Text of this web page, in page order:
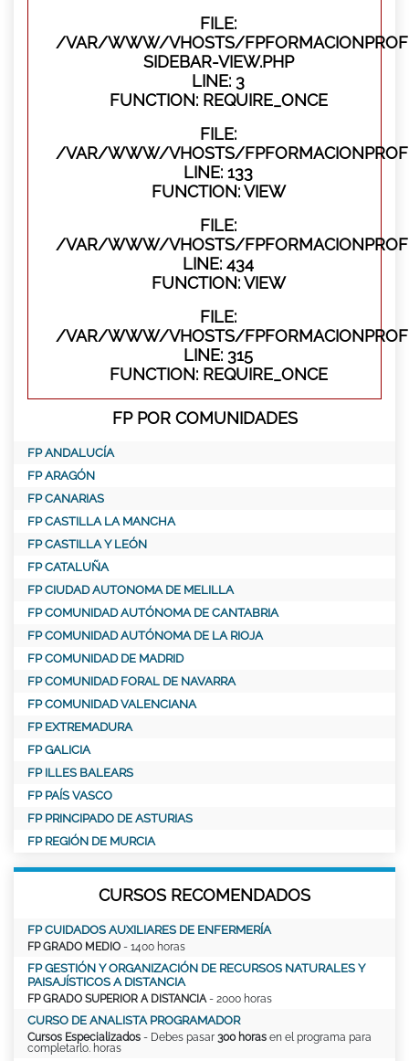
FILE:
/VAR/WWW/VHOSTS/
SIDEBAR-VIEW.PHP
LINE: 3
FUNCTION: REQUIRE_ONCE
FILE:
/VAR/WWW/VHOSTS/
LINE: 133
FUNCTION: VIEW
FILE:
/VAR/WWW/VHOSTS/
LINE: 434
FUNCTION: VIEW
FILE:
/VAR/WWW/VHOSTS/
LINE: 315
FUNCTION: REQUIRE_ONCE
FP POR COMUNIDADES
FP ANDALUCÍA
FP ARAGÓN
FP CANARIAS
FP CASTILLA LA MANCHA
FP CASTILLA Y LEÓN
FP CATALUÑA
FP CIUDAD AUTONOMA DE MELILLA
FP COMUNIDAD AUTÓNOMA DE CANTABRIA
FP COMUNIDAD AUTÓNOMA DE LA RIOJA
FP COMUNIDAD DE MADRID
FP COMUNIDAD FORAL DE NAVARRA
FP COMUNIDAD VALENCIANA
FP EXTREMADURA
FP GALICIA
FP ILLES BALEARS
FP PAÍS VASCO
FP PRINCIPADO DE ASTURIAS
FP REGIÓN DE MURCIA
CURSOS RECOMENDADOS
FP CUIDADOS AUXILIARES DE ENFERMERÍA
FP GRADO MEDIO - 1400 horas
FP GESTIÓN Y ORGANIZACIÓN DE RECURSOS NATURALES Y
PAISAJÍSTICOS A DISTANCIA
FP GRADO SUPERIOR A DISTANCIA - 2000 horas
CURSO DE ANALISTA PROGRAMADOR
Cursos Especializados - Debes pasar 300 horas en el programa para
completarlo. horas